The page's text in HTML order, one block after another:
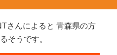
さんによると 青森県の方
そうです。